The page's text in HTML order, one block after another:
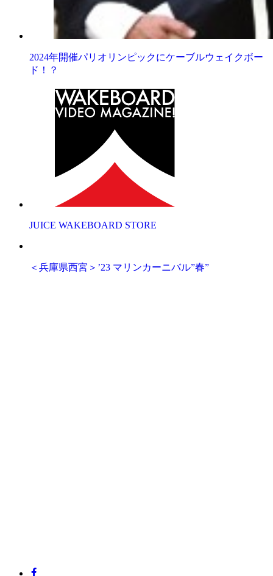
2024年開催パリオリンピックにケーブルウェイクボー
ド！？
JUICE WAKEBOARD STORE
＜兵庫県西宮＞’23 マリンカーニバル”春”